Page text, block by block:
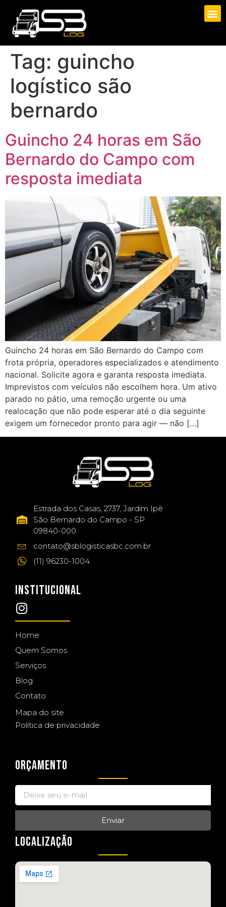
Tag: guincho
logístico são
bernardo
Guincho 24 horas em São
Bernardo do Campo com
resposta imediata
Guincho 24 horas em São Bernardo do Campo com
frota própria, operadores especializados e atendimento
nacional. Solicite agora e garanta resposta imediata.
Imprevistos com veículos não escolhem hora. Um ativo
parado no pátio, uma remoção urgente ou uma
realocação que não pode esperar até o dia seguinte
exigem um fornecedor pronto para agir — não […]
Estrada dos Casas, 2737, Jardim Ipê
São Bernardo do Campo - SP
09840-000
contato@sblogisticasbc.com.br
(11) 96230-1004
INSTITUCIONAL
Home
Quem Somos
Serviços
Blog
Contato
Mapa do site
Política de privacidade
ORÇAMENTO
Enviar
LOCALIZAÇÃO